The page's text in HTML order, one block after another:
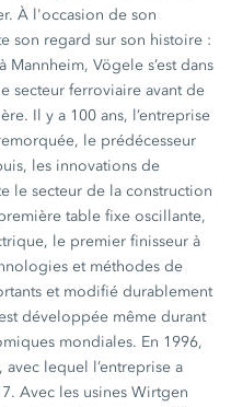
À l'occasion de son
son regard sur son histoire :
Vögele s’est dans
secteur ferroviaire avant de
Il y a 100 ans, l’entreprise
le prédécesseur
les innovations de
le secteur de la construction
table fixe oscillante,
le premier finisseur à
et méthodes de
et modifié durablement
développée même durant
mondiales. En 1996,
lequel l’entreprise a
Avec les usines Wirtgen